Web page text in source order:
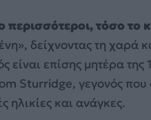
περισσότεροι, τόσο το
δείχνοντας τη χαρά
είναι επίσης μητέρα
Sturridge, γεγονός που
ηλικίες και ανάγκες.